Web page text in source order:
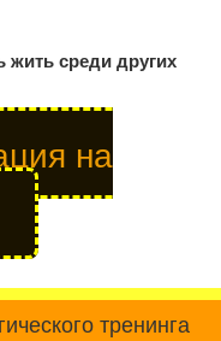
жить среди других
на
тренинга